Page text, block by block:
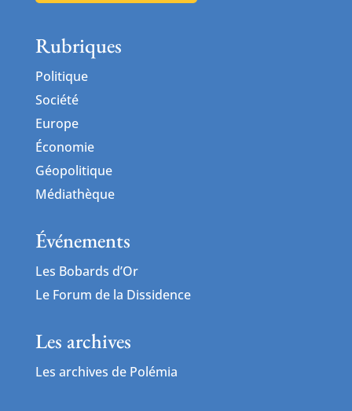
Rubriques
Politique
Société
Europe
Économie
Géopolitique
Médiathèque
Événements
Les Bobards d’Or
Le Forum de la Dissidence
Les archives
Les archives de Polémia